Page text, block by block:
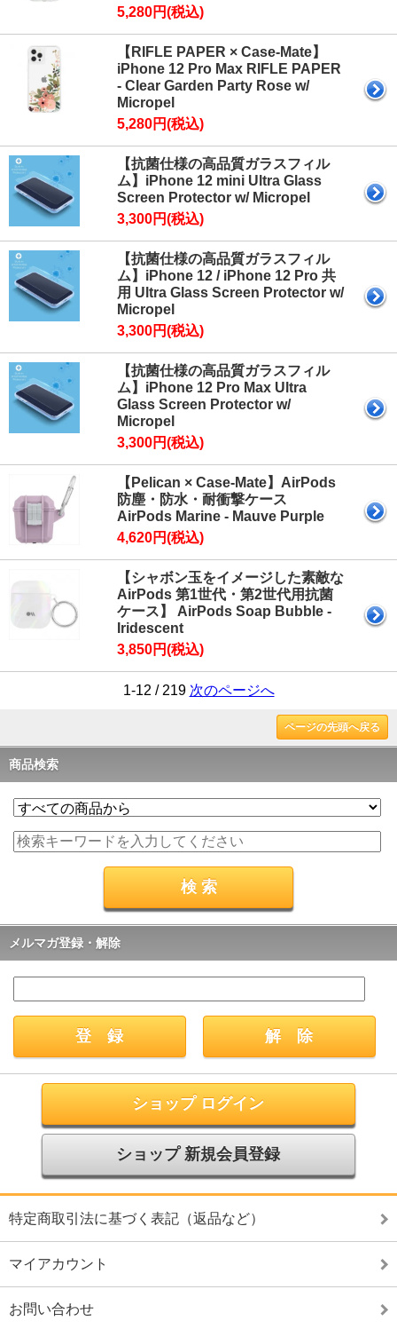
5,280円(税込)
【RIFLE PAPER × Case-Mate】
iPhone 12 Pro Max RIFLE PAPER
- Clear Garden Party Rose w/
Micropel
5,280円(税込)
【抗菌仕様の高品質ガラスフィル
ム】iPhone 12 mini Ultra Glass
Screen Protector w/ Micropel
3,300円(税込)
【抗菌仕様の高品質ガラスフィル
ム】iPhone 12 / iPhone 12 Pro 共
用 Ultra Glass Screen Protector w/
Micropel
3,300円(税込)
【抗菌仕様の高品質ガラスフィル
ム】iPhone 12 Pro Max Ultra
Glass Screen Protector w/
Micropel
3,300円(税込)
【Pelican × Case-Mate】AirPods
防塵・防水・耐衝撃ケース
AirPods Marine - Mauve Purple
4,620円(税込)
【シャボン玉をイメージした素敵な
AirPods 第1世代・第2世代用抗菌
ケース】 AirPods Soap Bubble -
Iridescent
3,850円(税込)
1-12 / 219 次のページへ
ページの先頭へ戻る
商品検索
メルマガ登録・解除
ショップ ログイン
ショップ 新規会員登録
特定商取引法に基づく表記（返品など）
マイアカウント
お問い合わせ